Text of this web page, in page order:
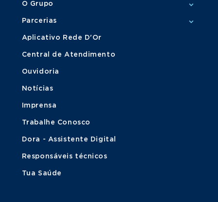
O Grupo
Parcerias
Aplicativo Rede D'Or
Central de Atendimento
Ouvidoria
Notícias
Imprensa
Trabalhe Conosco
Dora - Assistente Digital
Responsáveis técnicos
Tua Saúde